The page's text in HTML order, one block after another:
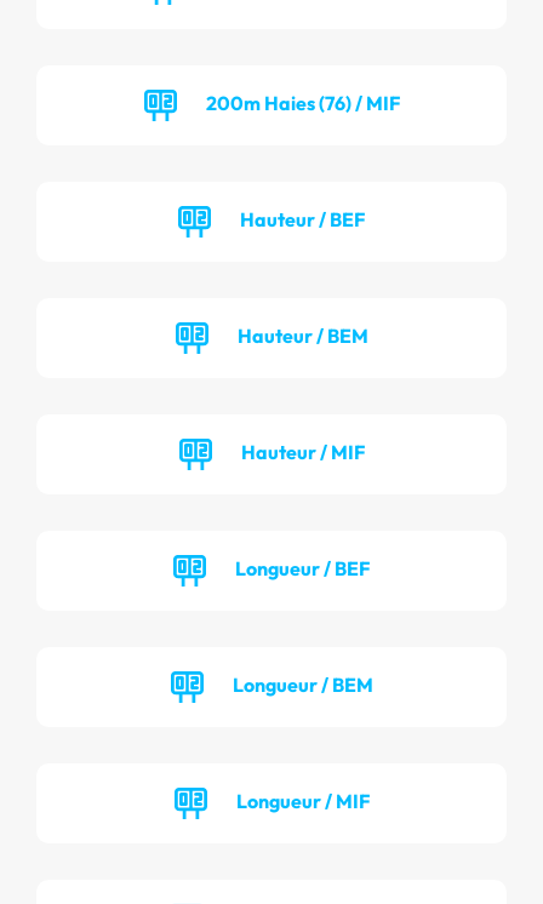
200m Haies (76) / MIF
Hauteur / BEF
Hauteur / BEM
Hauteur / MIF
Longueur / BEF
Longueur / BEM
Longueur / MIF